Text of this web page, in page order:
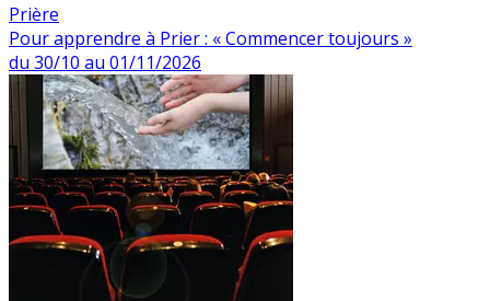
Prière
Pour apprendre à Prier : « Commencer toujours »
du 30/10 au 01/11/2026